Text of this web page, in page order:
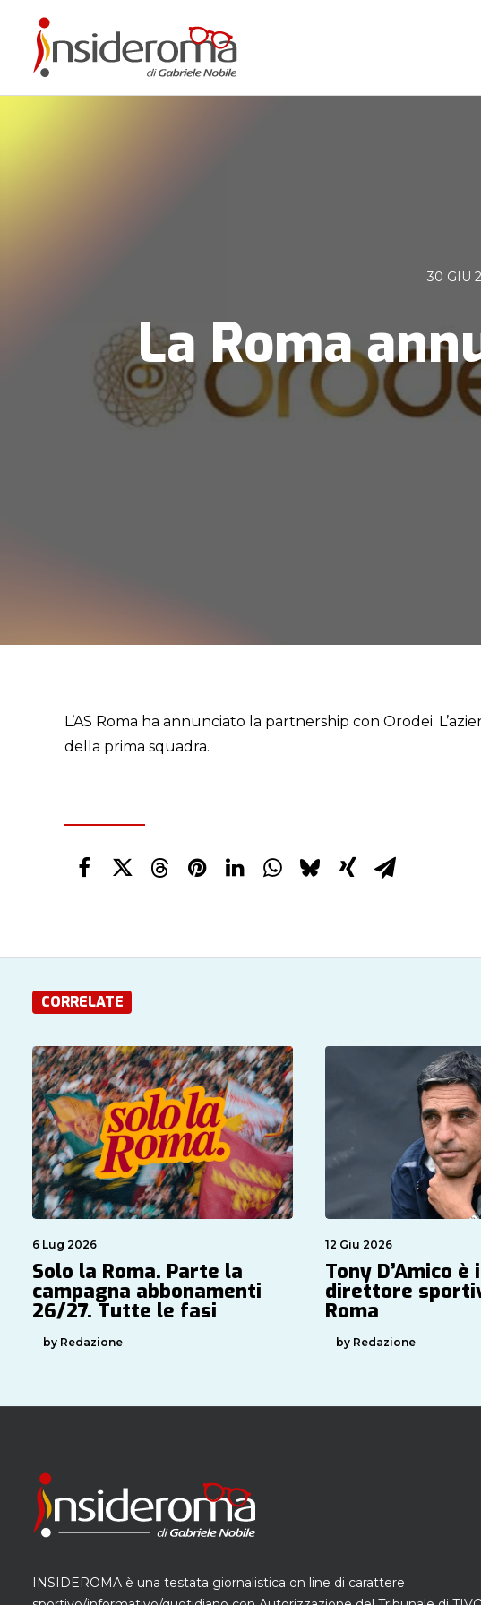
30 GIU
La Roma
L’AS Roma ha annunciato la partnership con Orodei.
della prima squadra.
CORRELATE
6 Lug 2026
Solo la Roma. Parte la
campagna abbonamenti
26/27. Tutte le fasi
by Redazione
12 Giu 2026
Tony D’Amico è
direttore
Roma
by Redazione
INSIDEROMA è una testata giornalistica on line di carattere